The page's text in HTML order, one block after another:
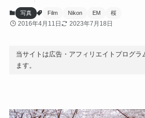
写真 Film Nikon EM 桜
2016年4月11日 2023年7月18日
当サイトは広告・アフィリエイトプログラ
ます。